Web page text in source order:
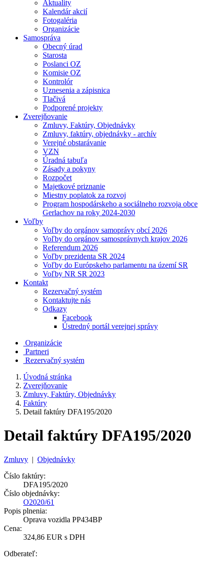
Aktuality
Kalendár akcií
Fotogaléria
Organizácie
Samospráva
Obecný úrad
Starosta
Poslanci OZ
Komisie OZ
Kontrolór
Uznesenia a zápisnica
Tlačivá
Podporené projekty
Zverejňovanie
Zmluvy, Faktúry, Objednávky
Zmluvy, faktúry, objednávky - archív
Verejné obstarávanie
VZN
Úradná tabuľa
Zásady a pokyny
Rozpočet
Majetkové priznanie
Miestny poplatok za rozvoj
Program hospodárskeho a sociálneho rozvoja obce
Gerlachov na roky 2024-2030
Voľby
Voľby do orgánov samoprávy obcí 2026
Voľby do orgánov samosprávnych krajov 2026
Referendum 2026
Voľby prezidenta SR 2024
Voľby do Európskeho parlamentu na území SR
Voľby NR SR 2023
Kontakt
Rezervačný systém
Kontaktujte nás
Odkazy
Facebook
Ústredný portál verejnej správy
Organizácie
Partneri
Rezervačný systém
Úvodná stránka
Zverejňovanie
Zmluvy, Faktúry, Objednávky
Faktúry
Detail faktúry DFA195/2020
Detail faktúry DFA195/2020
Zmluvy | Objednávky
Číslo faktúry:
DFA195/2020
Číslo objednávky:
O2020/61
Popis plnenia:
Oprava vozidla PP434BP
Cena:
324,86 EUR s DPH
Odberateľ: